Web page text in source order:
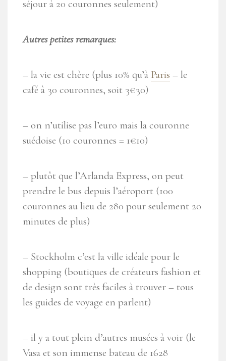
séjour à 20 couronnes seulement)
Autres petites remarques:
– la vie est chère (plus 10% qu’à Paris – le
café à 30 couronnes, soit 3€30)
– on n’utilise pas l’euro mais la couronne
suédoise (10 couronnes = 1€10)
– plutôt que l’Arlanda Express, on peut
prendre le bus depuis l’aéroport (100
couronnes au lieu de 280 pour seulement 20
minutes de plus)
– Stockholm c’est la ville idéale pour le
shopping (boutiques de créateurs fashion et
de design sont très faciles à trouver – tous
les guides de voyage en parlent)
– il y a tout plein d’autres musées à voir (le
Vasa et son immense bateau de 1628